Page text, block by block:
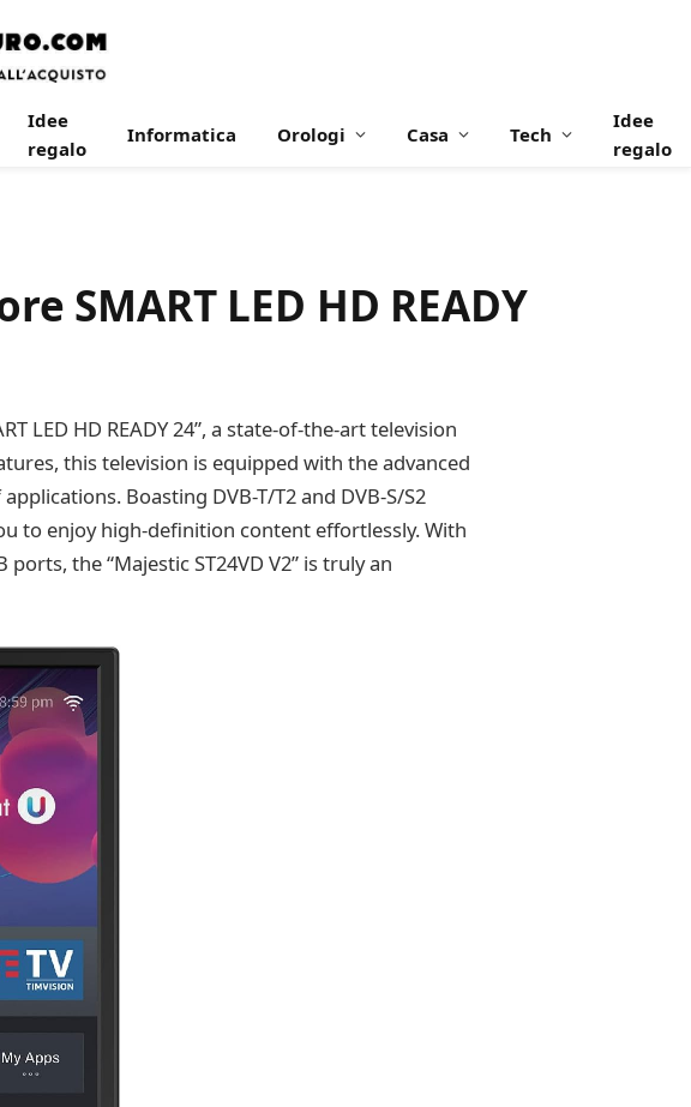
Idee
regalo
Informatica Orologi Casa Tech
Idee
regalo
SMART LED HD READY
LED HD READY 24”, a state-of-the-art television
this television is equipped with the advanced
Boasting DVB-T/T2 and DVB-S/S2
to enjoy high-definition content effortlessly. With
the “Majestic ST24VD V2” is truly an